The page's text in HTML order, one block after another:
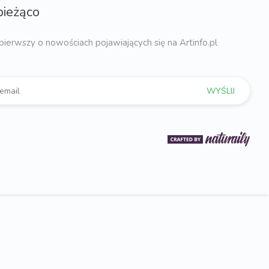
o nowościach pojawiających się na Artinfo.pl
WYŚLIJ